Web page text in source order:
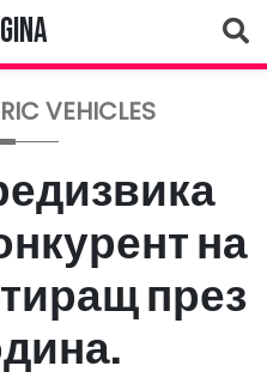
VEHICLES
на
през